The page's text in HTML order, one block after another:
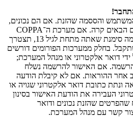
והססמה שהזנת. אם הם נכונים,
אז כנראה ואת מהדברים הבאים קרה. אם מערכת ה־COPPA
פועלת במערכת ובהרשמה סימנת שאתה מתחת לגיל 13, תצטרך
בחלק ממערכות הפורומים דורשים
דואר אלקטרוני או מנהל המערכת;
אם האישור להרשמה נשלח
אחר ההוראות. אם לא קיבלת הודעה
ונתת כתובת דואר אלקטרוני שגויה או
העבירה את הודעת האישור בסינון
שהזנת נכונים ודואר
צור קשר עם מנהל המערכת.